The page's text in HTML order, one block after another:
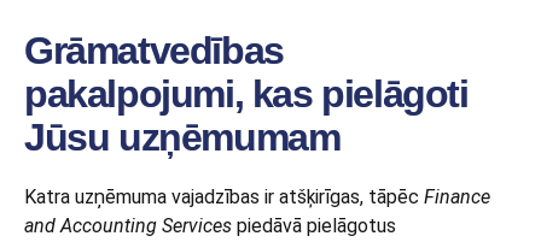
Grāmatvedības
pakalpojumi, kas pielāgoti
Jūsu uzņēmumam
Katra uzņēmuma vajadzības ir atšķirīgas, tāpēc Finance
and Accounting Services piedāvā pielāgotus